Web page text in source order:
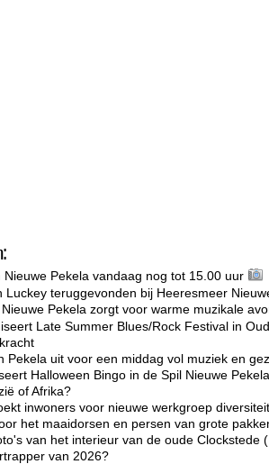
Pekela vandaag nog tot 15.00 uur
Luckey teruggevonden bij Heeresmeer
Pekela zorgt voor warme muzikale
Late Summer Blues/Rock Festival in
Pekela uit voor een middag vol muziek en
Halloween Bingo in de Spil Nieuwe Pekela
of Afrika?
inwoners voor nieuwe werkgroep
het maaidorsen en persen van grote
van het interieur van de oude Clockstede
van 2026?